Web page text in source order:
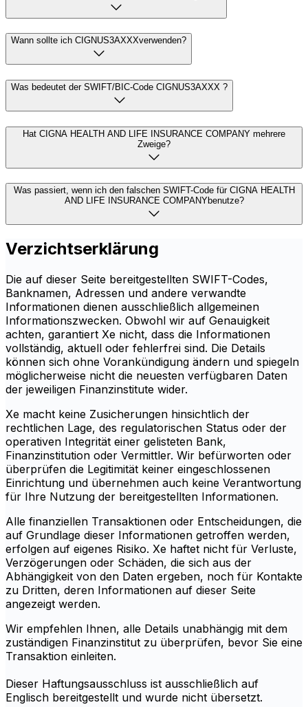
Wann sollte ich CIGNUS3AXXXverwenden?
Was bedeutet der SWIFT/BIC-Code CIGNUS3AXXX ?
Hat CIGNA HEALTH AND LIFE INSURANCE COMPANY mehrere
Zweige?
Was passiert, wenn ich den falschen SWIFT-Code für CIGNA HEALTH
AND LIFE INSURANCE COMPANYbenutze?
Verzichtserklärung
Die auf dieser Seite bereitgestellten SWIFT-Codes,
Banknamen, Adressen und andere verwandte
Informationen dienen ausschließlich allgemeinen
Informationszwecken. Obwohl wir auf Genauigkeit
achten, garantiert Xe nicht, dass die Informationen
vollständig, aktuell oder fehlerfrei sind. Die Details
können sich ohne Vorankündigung ändern und spiegeln
möglicherweise nicht die neuesten verfügbaren Daten
der jeweiligen Finanzinstitute wider.
Xe macht keine Zusicherungen hinsichtlich der
rechtlichen Lage, des regulatorischen Status oder der
operativen Integrität einer gelisteten Bank,
Finanzinstitution oder Vermittler. Wir befürworten oder
überprüfen die Legitimität keiner eingeschlossenen
Einrichtung und übernehmen auch keine Verantwortung
für Ihre Nutzung der bereitgestellten Informationen.
Alle finanziellen Transaktionen oder Entscheidungen, die
auf Grundlage dieser Informationen getroffen werden,
erfolgen auf eigenes Risiko. Xe haftet nicht für Verluste,
Verzögerungen oder Schäden, die sich aus der
Abhängigkeit von den Daten ergeben, noch für Kontakte
zu Dritten, deren Informationen auf dieser Seite
angezeigt werden.
Wir empfehlen Ihnen, alle Details unabhängig mit dem
zuständigen Finanzinstitut zu überprüfen, bevor Sie eine
Transaktion einleiten.
Dieser Haftungsausschluss ist ausschließlich auf
Englisch bereitgestellt und wurde nicht übersetzt.